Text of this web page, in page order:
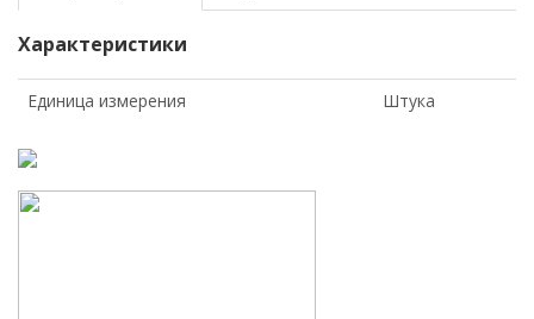
Характеристики
Единица измерения Штука